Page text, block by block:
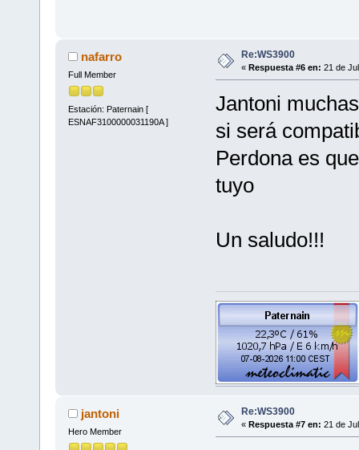
nafarro
Full Member
Estación: Paternain [
ESNAF3100000031190A ]
Re:WS3900
« Respuesta #6 en: 21 de
Jantoni
si será
Perdona es
tuyo
Un saludo!!!
jantoni
Hero Member
Re:WS3900
« Respuesta #7 en: 21 de